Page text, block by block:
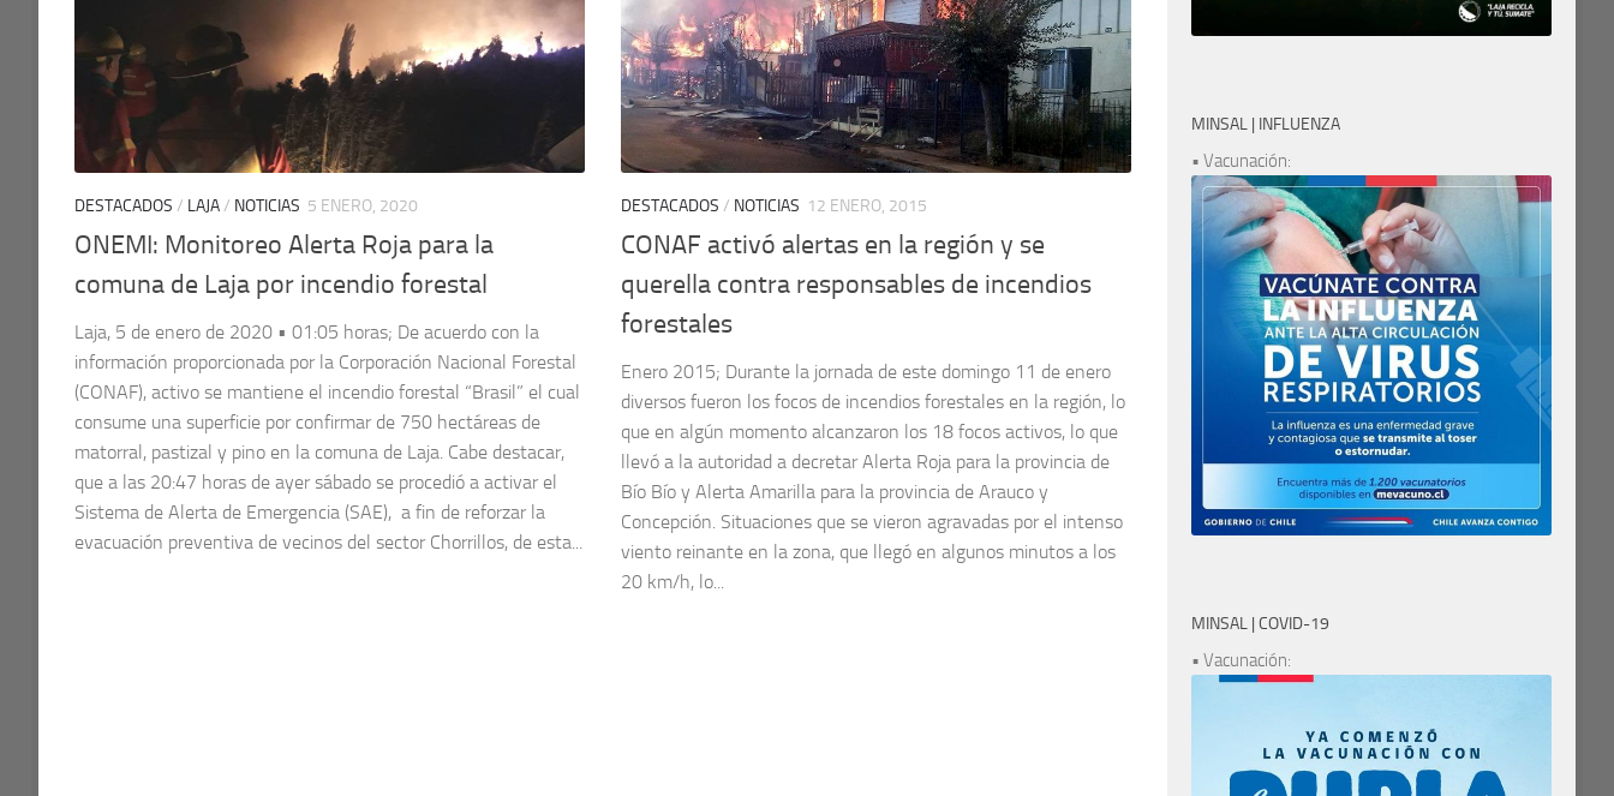
DESTACADOS / LAJA/ NOTICIAS 5 ENERO, 2020
ONEMI: Monitoreo Alerta Roja para la
comuna de Laja por incendio forestal
Laja, 5 de enero de 2020 • 01:05 horas; De acuerdo con la
información proporcionada por la Corporación Nacional Forestal
(CONAF), activo se mantiene el incendio forestal “Brasil” el cual
consume una superficie por confirmar de 750 hectáreas de
matorral, pastizal y pino en la comuna de Laja. Cabe destacar,
que a las 20:47 horas de ayer sábado se procedió a activar el
Sistema de Alerta de Emergencia (SAE), a fin de reforzar la
evacuación preventiva de vecinos del sector Chorrillos, de esta...
DESTACADOS / NOTICIAS 12 ENERO, 2015
CONAF activó alertas en la región y se
querella contra responsables de incendios
forestales
Enero 2015; Durante la jornada de este domingo 11 de enero
diversos fueron los focos de incendios forestales en la región, lo
que en algún momento alcanzaron los 18 focos activos, lo que
llevó a la autoridad a decretar Alerta Roja para la provincia de
Bío Bío y Alerta Amarilla para la provincia de Arauco y
Concepción. Situaciones que se vieron agravadas por el intenso
viento reinante en la zona, que llegó en algunos minutos a los
20 km/h, lo...
MINSAL | INFLUENZA
• Vacunación:
MINSAL | COVID-19
• Vacunación: